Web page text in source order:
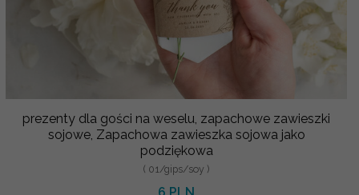
prezenty dla gości na weselu, zapachowe zawieszki
sojowe, Zapachowa zawieszka sojowa jako
podziękowa
( 01/gips/soy )